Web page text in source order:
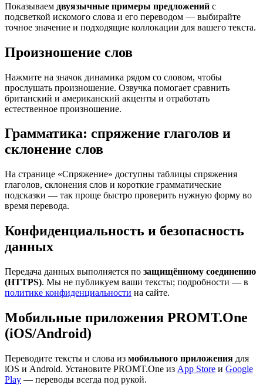
Показываем двуязычные примеры предложений с
подсветкой искомого слова и его переводом — выбирайте
точное значение и подходящие коллокации для вашего текста.
Произношение слов
Нажмите на значок динамика рядом со словом, чтобы
прослушать произношение. Озвучка помогает сравнить
британский и американский акценты и отработать
естественное произношение.
Грамматика: спряжение глаголов и
склонение слов
На странице «Спряжение» доступны таблицы спряжения
глаголов, склонения слов и короткие грамматические
подсказки — так проще быстро проверить нужную форму во
время перевода.
Конфиденциальность и безопасность
данных
Передача данных выполняется по защищённому соединению
(HTTPS). Мы не публикуем ваши тексты; подробности — в
политике конфиденциальности на сайте.
Мобильные приложения PROMT.One
(iOS/Android)
Переводите тексты и слова из мобильного приложения для
iOS и Android. Установите PROMT.One из App Store и Google
Play — переводы всегда под рукой.